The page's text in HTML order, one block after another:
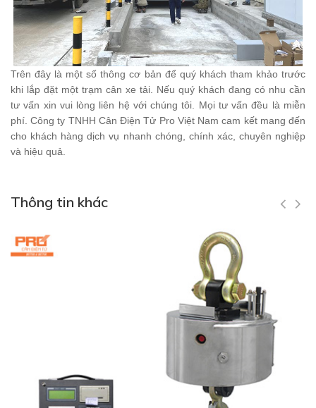
Trên đây là một số thông cơ bản để quý khách tham khảo trước
khi lắp đặt một trạm cân xe tải. Nếu quý khách đang có nhu cần
tư vấn xin vui lòng liên hệ với chúng tôi. Mọi tư vấn đều là miễn
phí. Công ty TNHH Cân Điện Tử Pro Việt Nam cam kết mang đến
cho khách hàng dịch vụ nhanh chóng, chính xác, chuyên nghiệp
và hiệu quả.
Thông tin khác